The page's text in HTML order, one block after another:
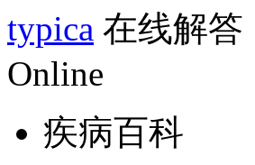
typica 在线解答
Online
疾病百科